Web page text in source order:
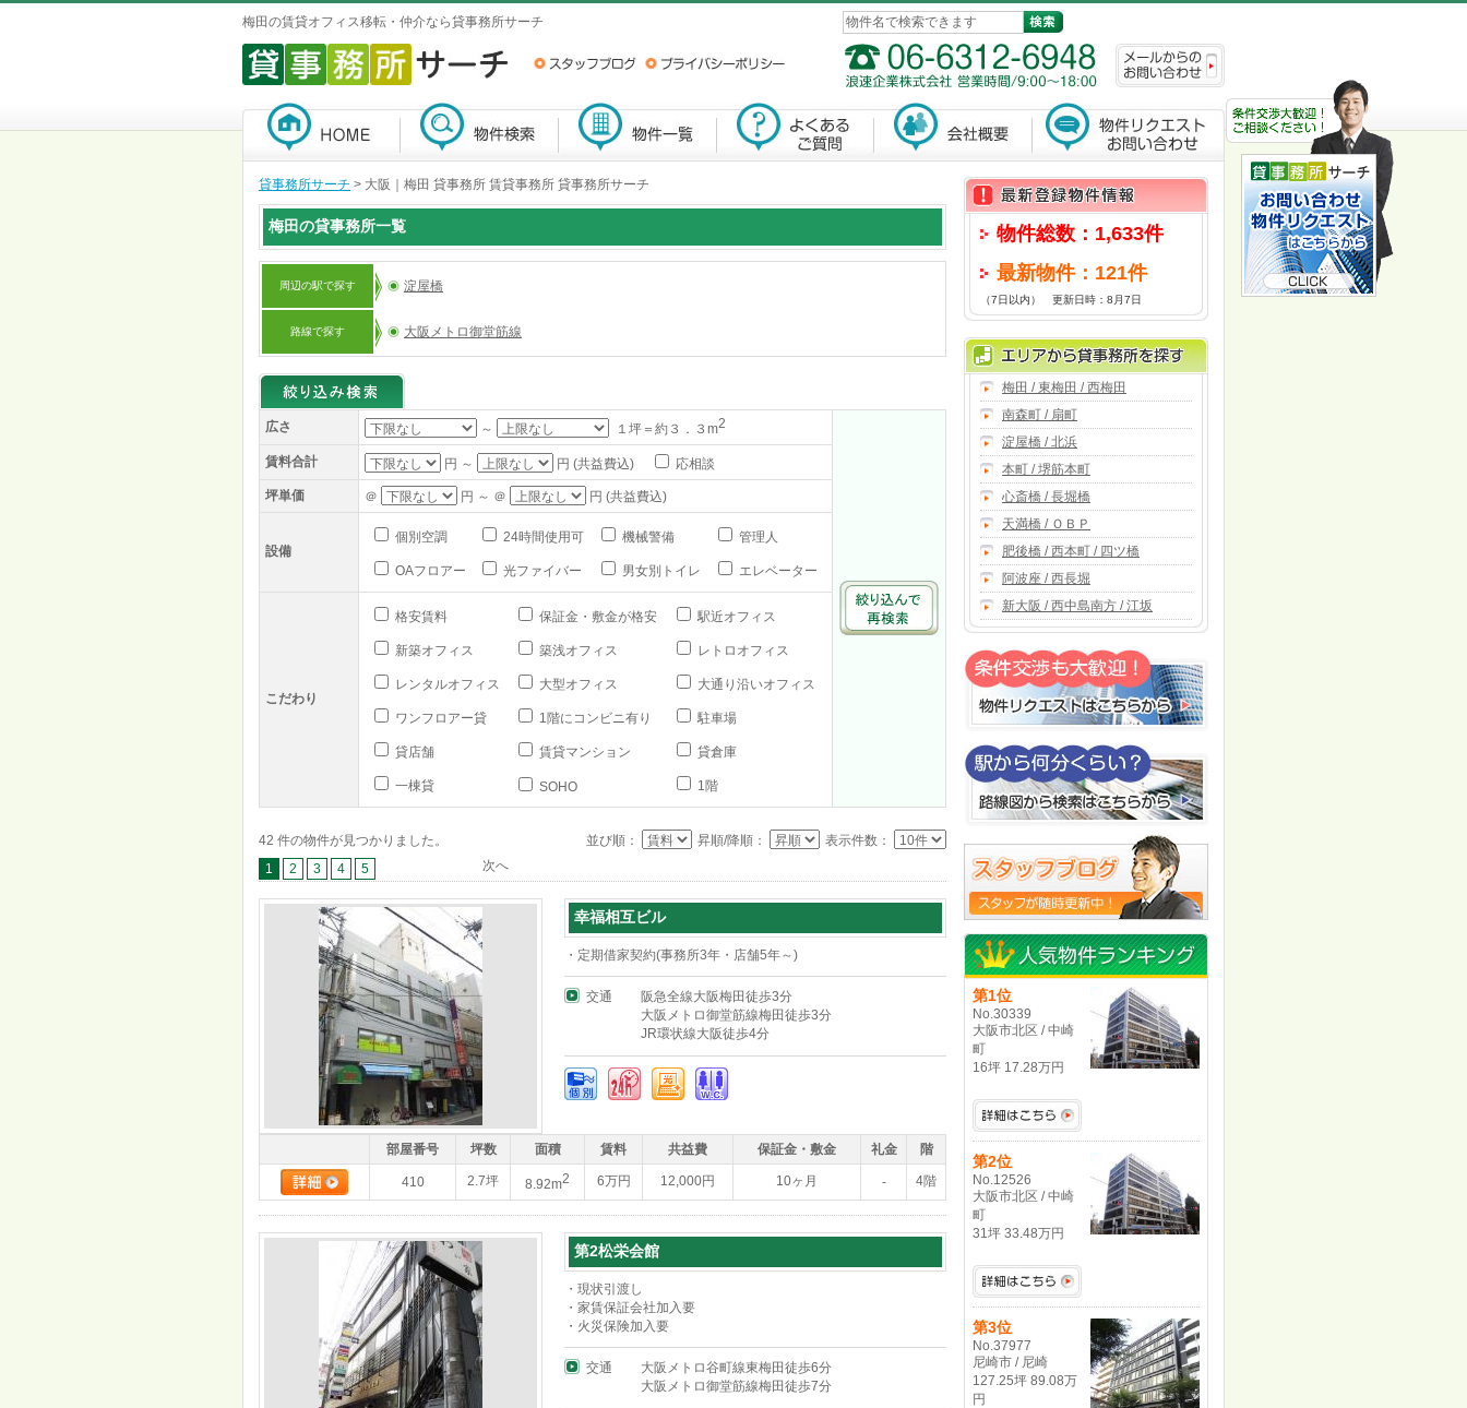
梅田の賃貸オフィス移転・仲介なら貸事務所サーチ
貸事務所サーチ > 大阪｜梅田 貸事務所 賃貸事務所 貸事務所サーチ
梅田の貸事務所一覧
周辺の駅で探す 淀屋橋
路線で探す 大阪メトロ御堂筋線
広さ ～ １坪＝約３．３m2
賃料合計 円 ～ 円 (共益費込) 応相談
坪単価 ＠ 円 ～ ＠ 円 (共益費込)
設備
個別空調 24時間使用可 機械警備 管理人
OAフロアー 光ファイバー 男女別トイレ エレベーター
こだわり
格安賃料 保証金・敷金が格安 駅近オフィス
新築オフィス 築浅オフィス レトロオフィス
レンタルオフィス 大型オフィス 大通り沿いオフィス
ワンフロアー貸 1階にコンビニ有り 駐車場
貸店舗 賃貸マンション 貸倉庫
一棟貸 SOHO 1階
42 件の物件が見つかりました。 並び順： 昇順/降順：
表示件数：
1
2 3 4 5 次へ
幸福相互ビル
・定期借家契約(事務所3年・店舗5年～)
交通
阪急全線大阪梅田徒歩3分
大阪メトロ御堂筋線梅田徒歩3分
JR環状線大阪徒歩4分
部屋番号 坪数 面積 賃料 共益費 保証金・敷金 礼金 階
410 2.7坪 8.92m2 6万円 12,000円 10ヶ月 - 4階
第2松栄会館
・現状引渡し
・家賃保証会社加入要
・火災保険加入要
交通
大阪メトロ谷町線東梅田徒歩6分
大阪メトロ御堂筋線梅田徒歩7分
物件総数：1,633件
最新物件：121件
（7日以内） 更新日時：8月7日
梅田 / 東梅田 / 西梅田
南森町 / 扇町
淀屋橋 / 北浜
本町 / 堺筋本町
心斎橋 / 長堀橋
天満橋 / ＯＢＰ
肥後橋 / 西本町 / 四ツ橋
阿波座 / 西長堀
新大阪 / 西中島南方 / 江坂
第1位
No.30339
大阪市北区 / 中崎
町
16坪 17.28万円
第2位
No.12526
大阪市北区 / 中崎
町
31坪 33.48万円
第3位
No.37977
尼崎市 / 尼崎
127.25坪 89.08万
円